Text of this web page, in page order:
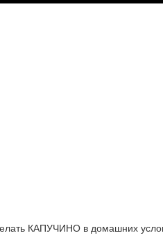
КАПУЧИНО в домашних